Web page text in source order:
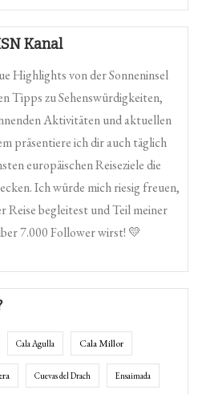
Kanal
Highlights von der Sonneninsel
Tipps zu Sehenswürdigkeiten,
Aktivitäten und aktuellen
präsentiere ich dir auch täglich
europäischen Reiseziele die
Ich würde mich riesig freuen,
Reise begleitest und Teil meiner
7.000 Follower wirst! 💛
Cala Agulla Cala Millor
Cuevas del Drach Ensaimada